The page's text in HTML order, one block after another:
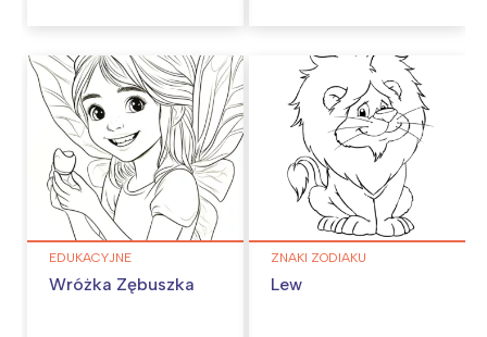
EDUKACYJNE
Wróżka Zębuszka
ZNAKI ZODIAKU
Lew